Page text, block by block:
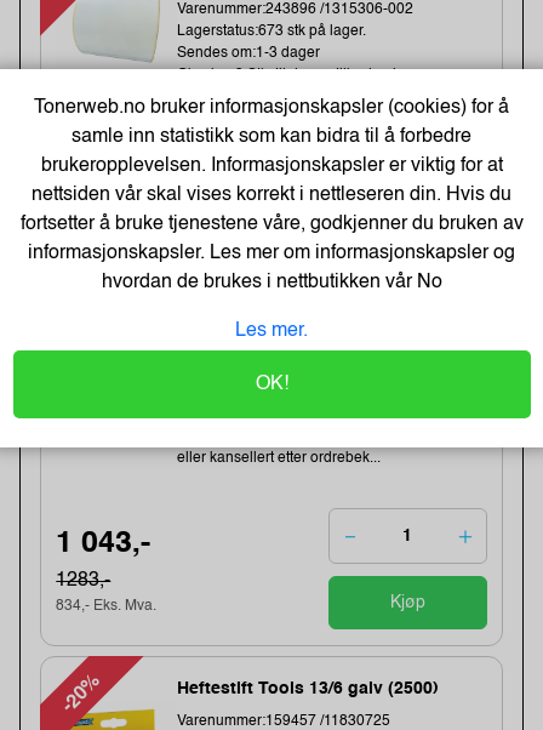
Varenummer:243896 /1315306-002
Lagerstatus:673 stk på lager.
Sendes om:1-3 dager
166,-
205,-
133,- Eks. Mva. Kjøp
Varenummer:240538 /BDL7J000102058
Sendes om:0-2 dager
eller kansellert etter ordrebek...
1 043,-
1283,-
834,- Eks. Mva. Kjøp
-20% Heftestift Tools 13/6 galv (2500)
Varenummer:159457 /11830725
Tonerweb.no bruker informasjonskapsler (cookies) for å
samle inn statistikk som kan bidra til å forbedre
brukeropplevelsen. Informasjonskapsler er viktig for at
nettsiden vår skal vises korrekt i nettleseren din. Hvis du
fortsetter å bruke tjenestene våre, godkjenner du bruken av
informasjonskapsler. Les mer om informasjonskapsler og
hvordan de brukes i nettbutikken vårNo
Les mer.
OK!